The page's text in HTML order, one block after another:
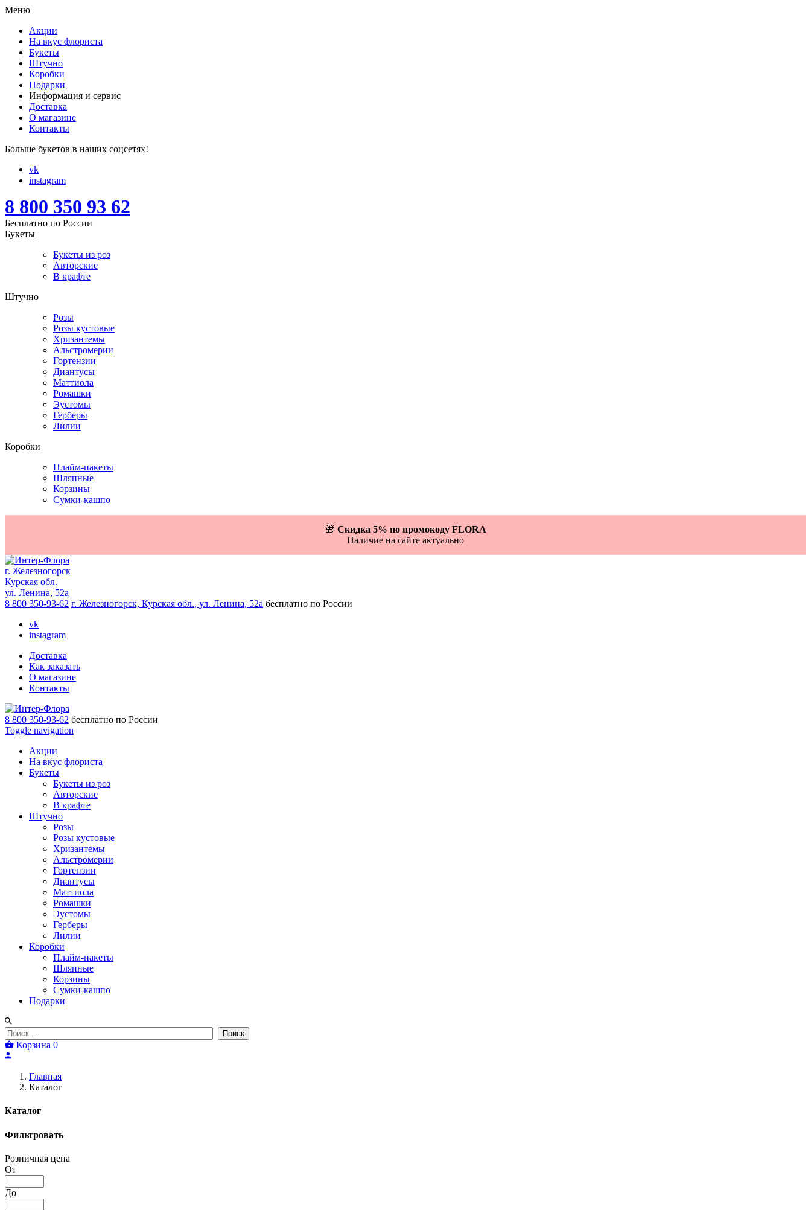
Меню
Акции
На вкус флориста
Букеты
Штучно
Коробки
Подарки
Информация и сервис
Доставка
О магазине
Контакты
Больше букетов в наших соцсетях!
vk
instagram
8 800 350 93 62
Бесплатно по России
Букеты
Букеты из роз
Авторские
В крафте
Штучно
Розы
Розы кустовые
Хризантемы
Альстромерии
Гортензии
Диантусы
Маттиола
Ромашки
Эустомы
Герберы
Лилии
Коробки
Плайм-пакеты
Шляпные
Корзины
Сумки-кашпо
🎁 Скидка 5% по промокоду FLORA
Наличие на сайте актуально
г. Железногорск
Курская обл.
ул. Ленина, 52а
8 800 350-93-62 г. Железногорск, Курская обл., ул. Ленина, 52а бесплатно по России
vk
instagram
Доставка
Как заказать
О магазине
Контакты
8 800 350-93-62 бесплатно по России
Toggle navigation
Акции
На вкус флориста
Букеты
Букеты из роз
Авторские
В крафте
Штучно
Розы
Розы кустовые
Хризантемы
Альстромерии
Гортензии
Диантусы
Маттиола
Ромашки
Эустомы
Герберы
Лилии
Коробки
Плайм-пакеты
Шляпные
Корзины
Сумки-кашпо
Подарки
Поиск
Корзина 0
Главная
Каталог
Каталог
Фильтровать
Розничная цена
От
До